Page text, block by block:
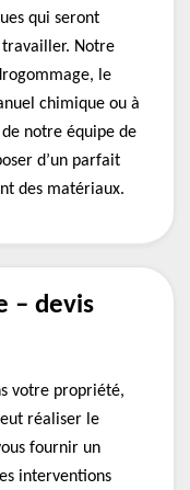
qui seront
travailler. Notre
le
chimique ou à
de notre équipe de
d’un parfait
des matériaux.
– devis
votre propriété,
réaliser le
fournir un
interventions